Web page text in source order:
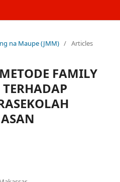
na Maupe (JMM) / Articles
FAMILY
TERHADAP